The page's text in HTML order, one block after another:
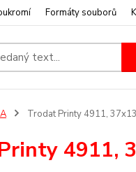
Formáty souborů
Trodat Printy 4911,
4911,